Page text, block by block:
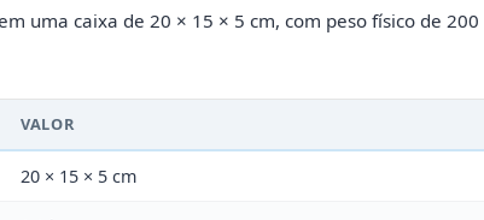
uma caixa de 20 × 15 × 5 cm, com peso físico de 200
VALOR
20 × 15 × 5 cm